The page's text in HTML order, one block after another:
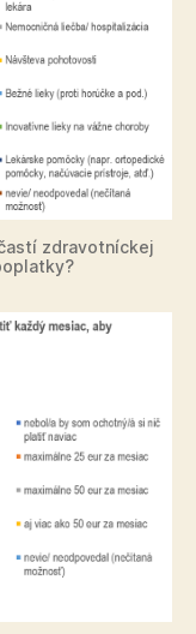
zdravotníckej